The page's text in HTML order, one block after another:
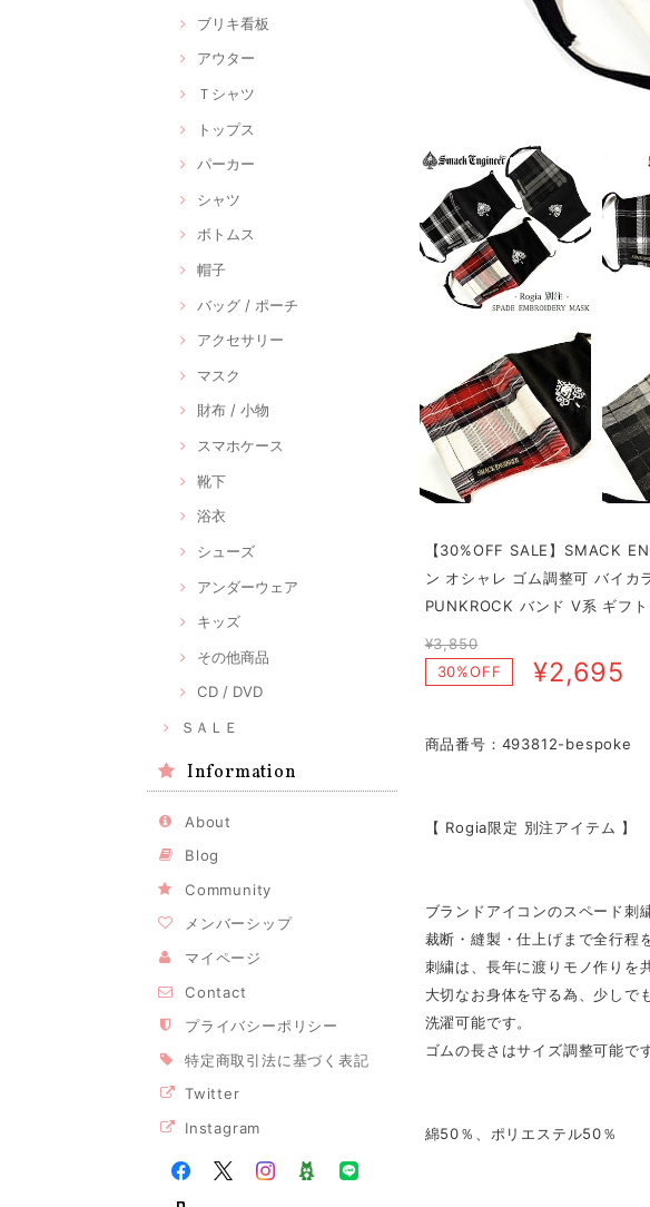
ブリキ看板
アウター
Ｔシャツ
トップス
パーカー
シャツ
ボトムス
帽子
バッグ / ポーチ
アクセサリー
マスク
財布 / 小物
スマホケース
靴下
浴衣
シューズ
アンダーウェア
キッズ
その他商品
CD / DVD
ＳＡＬＥ
Information
About
Blog
Community
メンバーシップ
マイページ
Contact
プライバシーポリシー
特定商取引法に基づく表記
Twitter
Instagram
【30%OFF SALE】SMACK
ン オシャレ ゴム調整可 バイカ
PUNKROCK バンド V系 ギフ
¥3,850
30%OFF
¥2,695
商品番号：493812-bespoke
【 Rogia限定 別注アイテム 】
ブランドアイコンのスペード刺
裁断・縫製・仕上げまで全行程
刺繍は、長年に渡りモノ作りを
大切なお身体を守る為、少しで
洗濯可能です。
ゴムの長さはサイズ調整可能で
綿50％、ポリエステル50％